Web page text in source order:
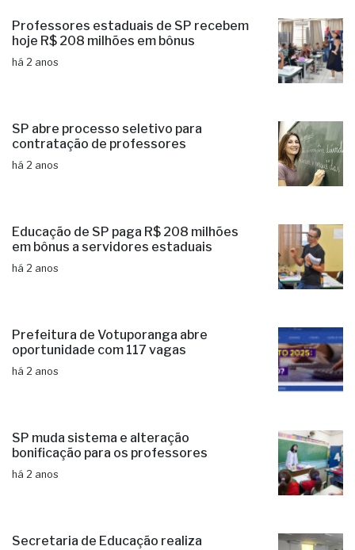
Professores estaduais de SP recebem
hoje R$ 208 milhões em bônus
há 2 anos
SP abre processo seletivo para
contratação de professores
há 2 anos
Educação de SP paga R$ 208 milhões
em bônus a servidores estaduais
há 2 anos
Prefeitura de Votuporanga abre
oportunidade com 117 vagas
há 2 anos
SP muda sistema e alteração
bonificação para os professores
há 2 anos
Secretaria de Educação realiza